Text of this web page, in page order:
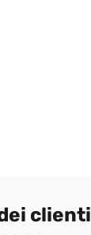
clienti